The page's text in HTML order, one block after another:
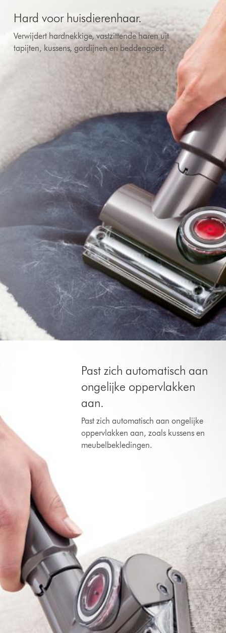
Hard voor huisdierenhaar.
Verwijdert hardnekkige, vastzittende haren uit
tapijten, kussens, gordijnen en beddengoed.
Past zich automatisch aan
ongelijke oppervlakken
aan.
Past zich automatisch aan ongelijke
oppervlakken aan, zoals kussens en
meubelbekledingen.